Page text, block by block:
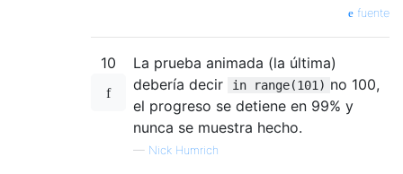
    update_progress
(i/100.0)
print
""
print
"Test completed"
sleep(10)
fuente
10
La prueba animada (la última)
debería decir
in range(101) no 100,
el progreso se detiene en 99% y
nunca se muestra hecho.
— Nick Humrich